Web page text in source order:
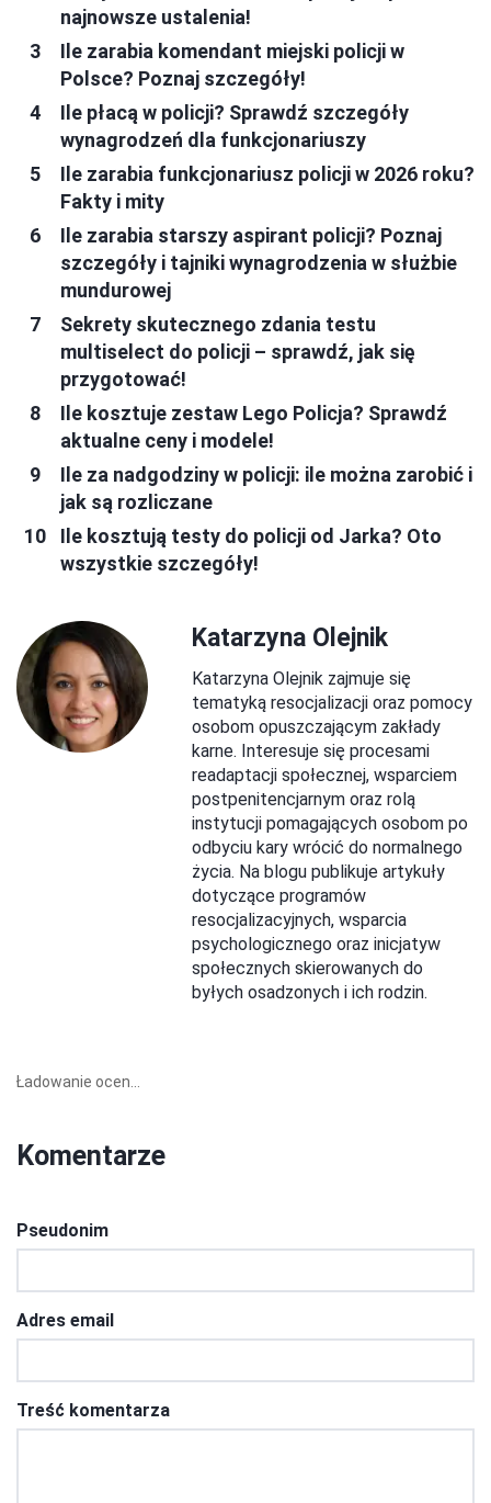
najnowsze ustalenia!
Ile zarabia komendant miejski policji w
Polsce? Poznaj szczegóły!
Ile płacą w policji? Sprawdź szczegóły
wynagrodzeń dla funkcjonariuszy
Ile zarabia funkcjonariusz policji w 2026 roku?
Fakty i mity
Ile zarabia starszy aspirant policji? Poznaj
szczegóły i tajniki wynagrodzenia w służbie
mundurowej
Sekrety skutecznego zdania testu
multiselect do policji – sprawdź, jak się
przygotować!
Ile kosztuje zestaw Lego Policja? Sprawdź
aktualne ceny i modele!
Ile za nadgodziny w policji: ile można zarobić i
jak są rozliczane
Ile kosztują testy do policji od Jarka? Oto
wszystkie szczegóły!
Katarzyna Olejnik
Katarzyna Olejnik zajmuje się
tematyką resocjalizacji oraz pomocy
osobom opuszczającym zakłady
karne. Interesuje się procesami
readaptacji społecznej, wsparciem
postpenitencjarnym oraz rolą
instytucji pomagających osobom po
odbyciu kary wrócić do normalnego
życia. Na blogu publikuje artykuły
dotyczące programów
resocjalizacyjnych, wsparcia
psychologicznego oraz inicjatyw
społecznych skierowanych do
byłych osadzonych i ich rodzin.
Ładowanie ocen...
Komentarze
Pseudonim
Adres email
Treść komentarza